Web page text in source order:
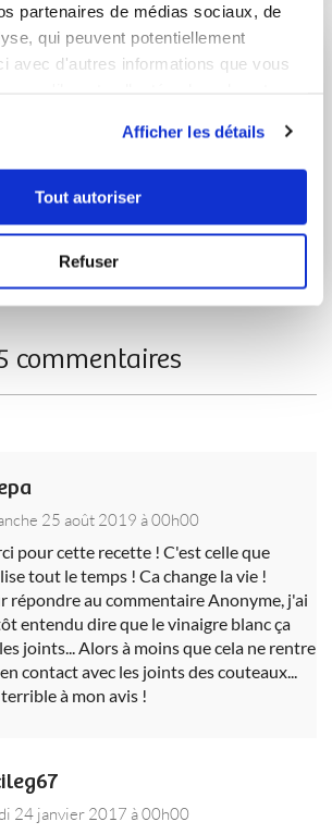
partenaires de médias sociaux, de
qui peuvent potentiellement
avec d'autres informations que vous
Afficher les détails
Tout autoriser
Refuser
S'inscrire
commentaires
25 août 2019 à 00h00
pour cette recette ! C'est celle que
tout le temps ! Ca change la vie !
répondre au commentaire Anonyme, j'ai
entendu dire que le vinaigre blanc ça
joints... Alors à moins que cela ne rentre
contact avec les joints des couteaux...
terrible à mon avis !
24 janvier 2017 à 00h00